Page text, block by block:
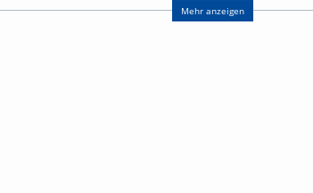
des Weins, eine französische Freundin Clara Schumanns
Weinhändler kaufen Châteaus, ein deutscher Kaiser kann
Mehr anzeigen